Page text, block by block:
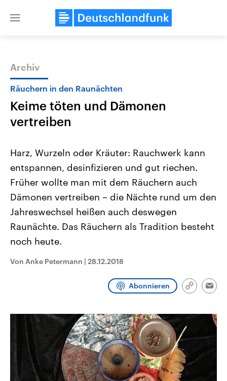
Close
Themen
Landtagswahl Sachsen-Anhalt
2026
Alle Informationen
Sachsen-Anhalt wählt am 6.
September 2026 einen neuen
Landtag. Seit 2021 wird das
Bundesland von einer Koalition aus
Umfragen, Prognosen,
und Hintergründe zu den Parteien
und Kandidaten der anstehenden
USA
Aktuelle Beiträge,
Hintergründe
Wirtschaftlich und
gehören die Vereinigten
den mächtigsten Ländern
mit großem Einfluss auf
Sendungen Programm
Archiv
Räuchern in den Raunächten
Keime töten und Dämonen
vertreiben
Harz, Wurzeln oder Kräuter: Rauchwerk kann
entspannen, desinfizieren und gut riechen.
Früher wollte man mit dem Räuchern auch
Dämonen vertreiben – die Nächte rund um den
Jahreswechsel heißen auch deswegen
Raunächte. Das Räuchern als Tradition besteht
noch heute.
Von Anke Petermann | 28.12.2018
Abonnieren
Link